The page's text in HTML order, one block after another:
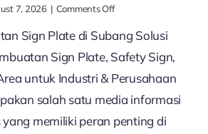
7, 2026 | Comments Offon
Pembuatan
Plate
di
Sign Plate di Subang Solusi
Sign Plate, Safety Sign,
untuk Industri & Perusahaan
salah satu media informasi
memiliki peran penting di